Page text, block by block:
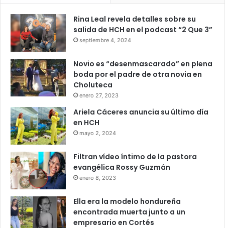
Rina Leal revela detalles sobre su
salida de HCH en el podcast “2 Que 3”
septiembre 4, 2024
Novio es “desenmascarado” en plena
boda por el padre de otra novia en
Choluteca
enero 27, 2023
Ariela Cáceres anuncia su último día
en HCH
mayo 2, 2024
Filtran vídeo íntimo de la pastora
evangélica Rossy Guzmán
enero 8, 2023
Ella era la modelo hondureña
encontrada muerta junto a un
empresario en Cortés